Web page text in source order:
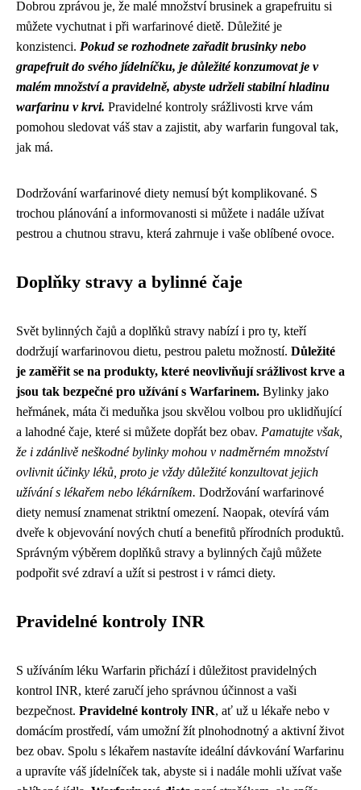
Dobrou zprávou je, že malé množství brusinek a grapefruitu si
můžete vychutnat i při warfarinové dietě. Důležité je
konzistenci. Pokud se rozhodnete zařadit brusinky nebo
grapefruit do svého jídelníčku, je důležité konzumovat je v
malém množství a pravidelně, abyste udrželi stabilní hladinu
warfarinu v krvi. Pravidelné kontroly srážlivosti krve vám
pomohou sledovat váš stav a zajistit, aby warfarin fungoval tak,
jak má.
Dodržování warfarinové diety nemusí být komplikované. S
trochou plánování a informovanosti si můžete i nadále užívat
pestrou a chutnou stravu, která zahrnuje i vaše oblíbené ovoce.
Doplňky stravy a bylinné čaje
Svět bylinných čajů a doplňků stravy nabízí i pro ty, kteří
dodržují warfarinovou dietu, pestrou paletu možností. Důležité
je zaměřit se na produkty, které neovlivňují srážlivost krve a
jsou tak bezpečné pro užívání s Warfarinem. Bylinky jako
heřmánek, máta či meduňka jsou skvělou volbou pro uklidňující
a lahodné čaje, které si můžete dopřát bez obav. Pamatujte však,
že i zdánlivě neškodné bylinky mohou v nadměrném množství
ovlivnit účinky léků, proto je vždy důležité konzultovat jejich
užívání s lékařem nebo lékárníkem. Dodržování warfarinové
diety nemusí znamenat striktní omezení. Naopak, otevírá vám
dveře k objevování nových chutí a benefitů přírodních produktů.
Správným výběrem doplňků stravy a bylinných čajů můžete
podpořit své zdraví a užít si pestrost i v rámci diety.
Pravidelné kontroly INR
S užíváním léku Warfarin přichází i důležitost pravidelných
kontrol INR, které zaručí jeho správnou účinnost a vaši
bezpečnost. Pravidelné kontroly INR, ať už u lékaře nebo v
domácím prostředí, vám umožní žít plnohodnotný a aktivní život
bez obav. Spolu s lékařem nastavíte ideální dávkování Warfarinu
a upravíte váš jídelníček tak, abyste si i nadále mohli užívat vaše